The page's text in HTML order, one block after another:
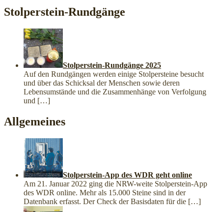
Stolperstein-Rundgänge
Stolperstein-Rundgänge 2025
Auf den Rundgängen werden einige Stolpersteine besucht
und über das Schicksal der Menschen sowie deren
Lebensumstände und die Zusammenhänge von Verfolgung
und […]
Allgemeines
Stolperstein-App des WDR geht online
Am 21. Januar 2022 ging die NRW-weite Stolperstein-App
des WDR online. Mehr als 15.000 Steine sind in der
Datenbank erfasst. Der Check der Basisdaten für die […]